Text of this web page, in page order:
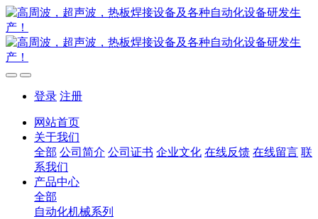
登录 注册
网站首页
关于我们
全部 公司简介 公司证书 企业文化 在线反馈 在线留言 联
系我们
产品中心
全部
自动化机械系列